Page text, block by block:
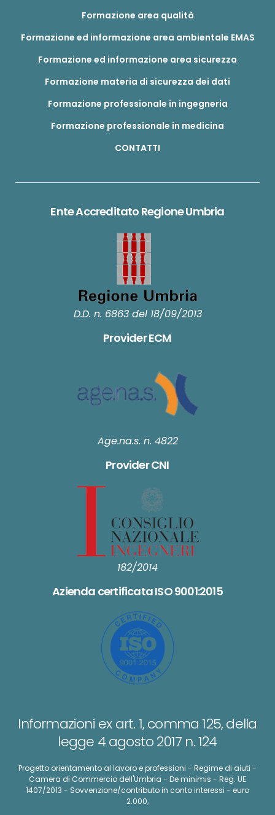
Formazione area qualità
Formazione ed informazione area ambientale EMAS
Formazione ed informazione area sicurezza
Formazione materia di sicurezza dei dati
Formazione professionale in ingegneria
Formazione professionale in medicina
CONTATTI
Ente Accreditato Regione Umbria
D.D. n. 6863 del 18/09/2013
Provider ECM
Age.na.s. n. 4822
Provider CNI
182/2014
Azienda certificata ISO 9001:2015
Informazioni ex art. 1, comma 125, della
legge 4 agosto 2017 n. 124
Progetto orientamento al lavoro e professioni - Regime di aiuti -
Camera di Commercio dell'Umbria - De minimis - Reg. UE
1407/2013 - Sovvenzione/contributo in conto interessi - euro
2.000;